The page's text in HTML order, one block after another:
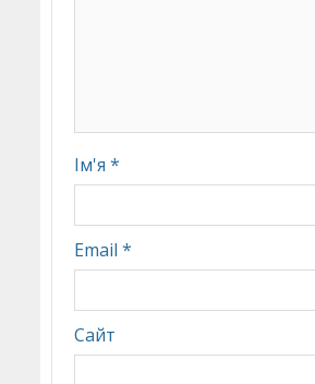
Ім'я *
Email *
Сайт